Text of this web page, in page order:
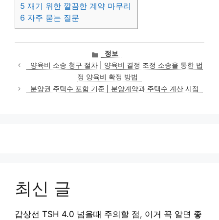
5 재기 위한 깔끔한 계약 마무리
6 자주 묻는 질문
카
테
고
리
정보
양육비 소송 청구 절차 | 양육비 결정 조정 소송을 통한 법
정 양육비 확정 방법
분양권 주택수 포함 기준 | 분양계약과 주택수 계산 시점
최신 글
갑상선 TSH 4.0 넘을때 주의할 점, 이거 꼭 알면 좋